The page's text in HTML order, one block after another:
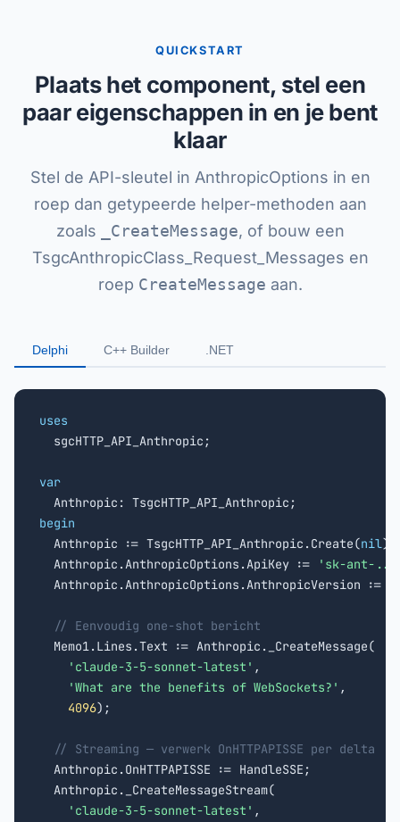
QUICKSTART
Plaats het component, stel een
paar eigenschappen in en je bent
klaar
Stel de API-sleutel in AnthropicOptions in en
roep dan getypeerde helper-methoden aan
zoals
_CreateMessage, of bouw een
TsgcAnthropicClass_Request_Messages en
roep CreateMessage aan.
Delphi C++ Builder .NET
uses
sgcHTTP_API_Anthropic;
var
begin
Anthropic := TsgcHTTP_API_Anthropic.Create(nil);
  Anthropic.AnthropicOptions.ApiKey :=
'sk-ant-
  Anthropic.AnthropicOptions.AnthropicVersion :=
// Eenvoudig one-shot bericht
  Memo1.Lines.Text := Anthropic._CreateMessage(
'claude-3-5-sonnet-latest' ,
'What are the benefits of WebSockets?' ,
4096);
// Streaming — verwerk OnHTTPAPISSE per delta
  Anthropic.OnHTTPAPISSE := HandleSSE;
  Anthropic._CreateMessageStream(
'claude-3-5-sonnet-latest' ,